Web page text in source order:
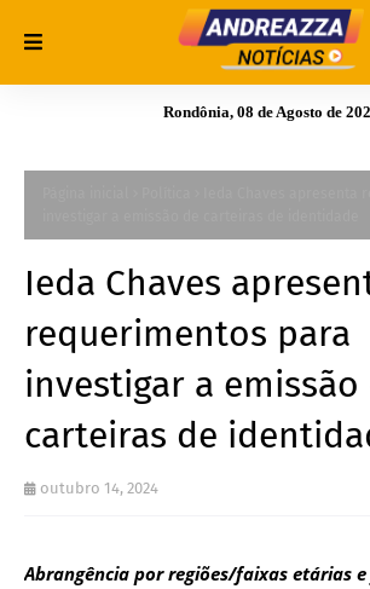
Rondônia, 08 de Agosto de
Ieda Chaves
requerimentos para
investigar a emissão
carteiras de
outubro 14, 2024
Abrangência por regiões/faixas etárias